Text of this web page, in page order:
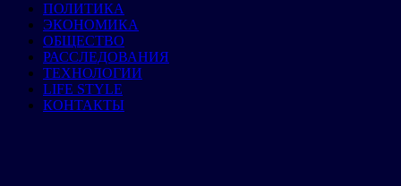
ПОЛИТИКА
ЭКОНОМИКА
ОБЩЕСТВО
РАССЛЕДОВАНИЯ
ТЕХНОЛОГИИ
LIFE STYLE
КОНТАКТЫ